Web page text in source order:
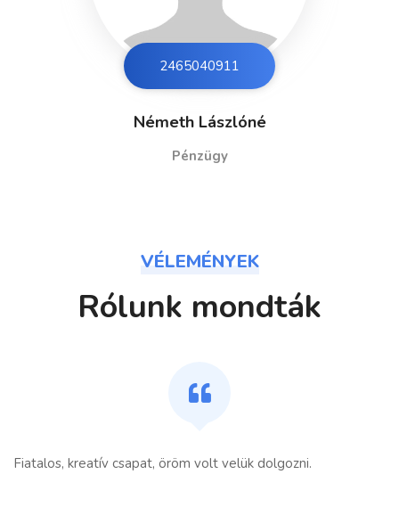
2465040913
Németh Lászlóné
Pénzügy
VÉLEMÉNYEK
Rólunk mondták
Fiatalos, kreatív csapat, öröm volt velük dolgozni.